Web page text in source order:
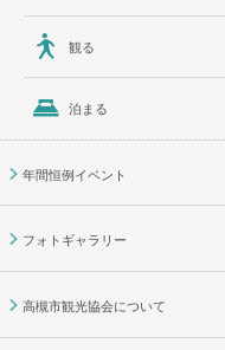
観る
泊まる
年間恒例イベント
フォトギャラリー
高槻市観光協会について